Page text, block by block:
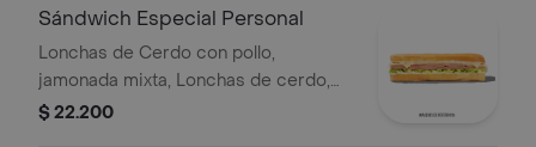
Sándwich Especial Personal
Lonchas de Cerdo con pollo,
jamonada mixta, Lonchas de cerdo,
cordero y res, queso mozzarella,
$ 22.200